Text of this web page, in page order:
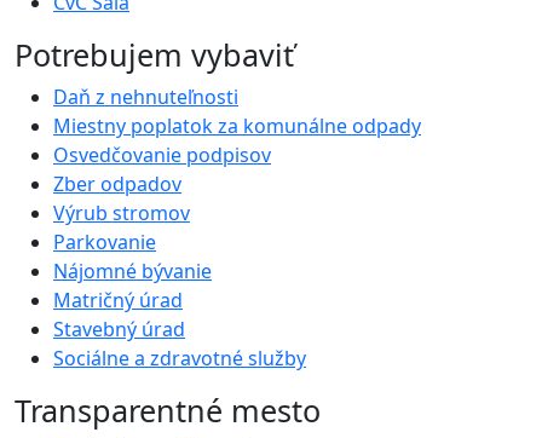
Potrebujem vybaviť
Daň z nehnuteľnosti
Miestny poplatok za komunálne odpady
Osvedčovanie podpisov
Zber odpadov
Výrub stromov
Parkovanie
Nájomné bývanie
Matričný úrad
Stavebný úrad
Sociálne a zdravotné služby
Transparentné mesto